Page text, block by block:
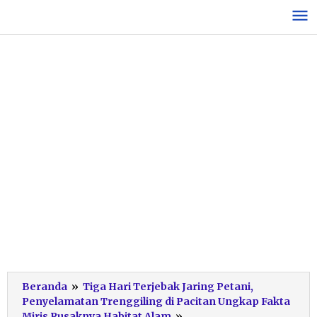
konten
Beranda » Tiga Hari Terjebak Jaring Petani,
Penyelamatan Trenggiling di Pacitan Ungkap Fakta